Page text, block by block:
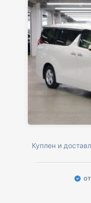
Куплен и